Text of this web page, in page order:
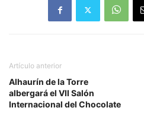
Artículo anterior
Alhaurín de la Torre
albergará el VII Salón
Internacional del Chocolate